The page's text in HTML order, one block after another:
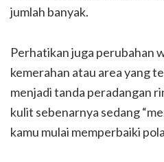
jumlah banyak.
Perhatikan juga perubahan
kemerahan atau area yang
menjadi tanda peradangan
kulit sebenarnya sedang
kamu mulai memperbaiki